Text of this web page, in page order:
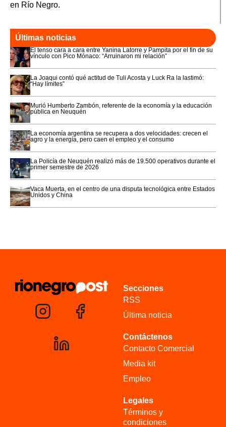
en Río Negro.
Últimas noticias
El tenso cara a cara entre Yanina Latorre y Pampita por el fin de su
vínculo con Pico Mónaco: “Arruinaron mi relación”
La Joaqui contó qué actitud de Tuli Acosta y Luck Ra la lastimó:
“Hay límites”
Murió Humberto Zambón, referente de la economía y la educación
pública en Neuquén
La economía argentina se recupera a dos velocidades: crecen el
agro y la energía, pero caen el empleo y el consumo
La Policía de Neuquén realizó más de 19.500 operativos durante el
primer semestre de 2026
Vaca Muerta, en el centro de una disputa tecnológica entre Estados
Unidos y China
Secciones
RSS
Última noticia
Contáctenos
Contacto Comercial
Media kit
Empleo
Legales
Términos y
condiciones